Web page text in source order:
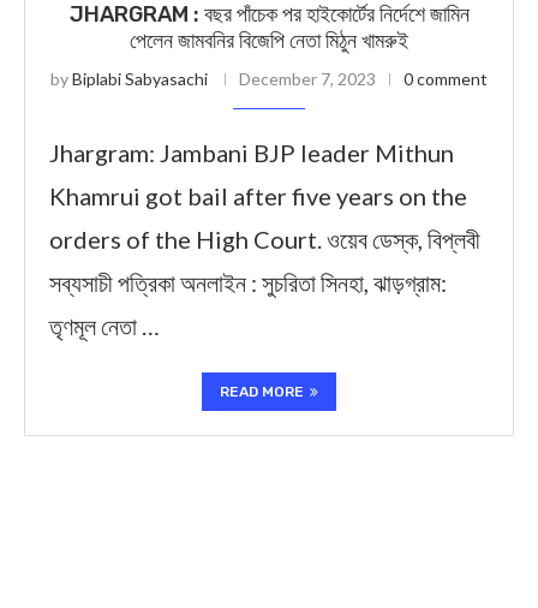
JHARGRAM : বছর পাঁচেক পর হাইকোর্টের নির্দেশে জামিন
পেলেন জামবনির বিজেপি নেতা মিঠুন খামরুই
byBiplabi Sabyasachi December 7, 2023 0 comment
Jhargram: Jambani BJP leader Mithun
Khamrui got bail after five years on the
orders of the High Court. ওয়েব ডেস্ক, বিপ্লবী
সব্যসাচী পত্রিকা অনলাইন : সুচরিতা সিনহা, ঝাড়গ্রাম:
তৃণমূল নেতা …
READ MORE